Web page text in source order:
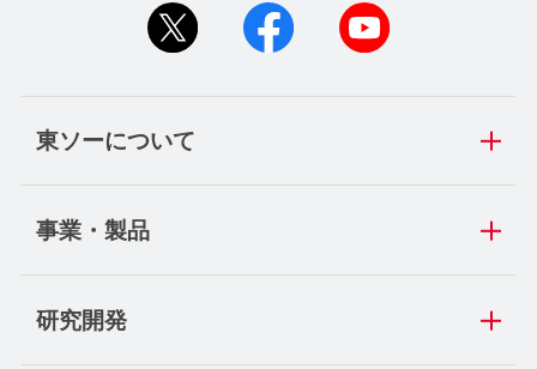
東ソーについて
事業・製品
研究開発